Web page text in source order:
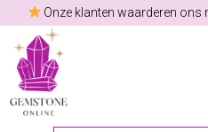
Onze klanten waarderen ons